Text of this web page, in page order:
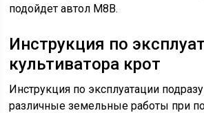
подойдет автол М8В.
Инструкция по
культиватора крот
Инструкция по эксплуатации
различные земельные работы при